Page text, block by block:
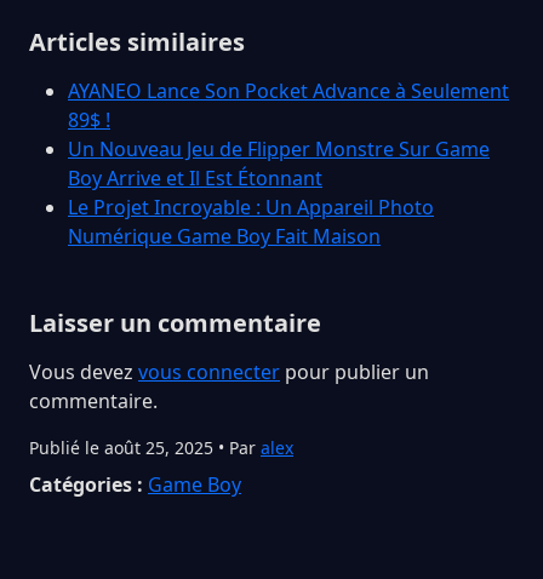
Articles similaires
AYANEO Lance Son Pocket Advance à Seulement
89$ !
Un Nouveau Jeu de Flipper Monstre Sur Game
Boy Arrive et Il Est Étonnant
Le Projet Incroyable : Un Appareil Photo
Numérique Game Boy Fait Maison
Laisser un commentaire
Vous devez vous connecter pour publier un
commentaire.
Publié le août 25, 2025 • Par alex
Catégories : Game Boy